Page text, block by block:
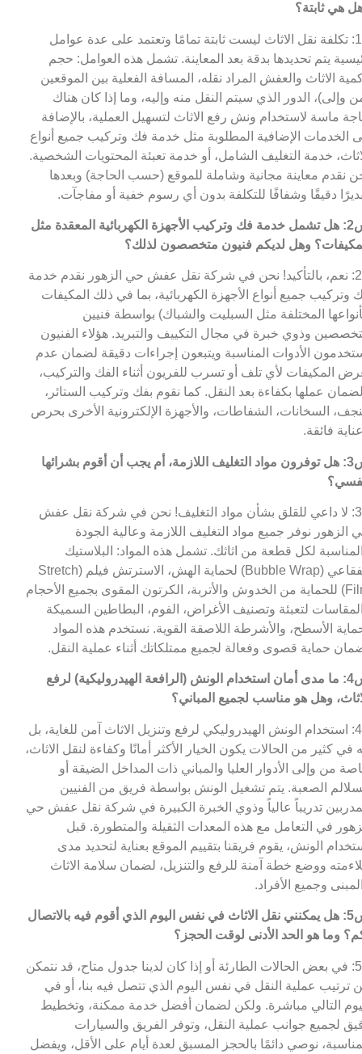
هي ثابتة؟
ج1: تكلفة نقل الاثاث ليست ثابتة تمامًا وتعتمد على عدة عوامل
يتم تحديدها بدقة بعد المعاينة. تشمل هذه العوامل: حجم
الاثاث والعفش المراد نقله، المسافة الفعلية بين الموقعين
وإلى)، الدور الذي سيتم النقل منه وإليه، وما إذا كان هناك
ماسة لاستخدام ونش رفع الاثاث لتسهيل العملية، بالإضافة
الخدمات الإضافية المطلوبة مثل خدمة فك وتركيب جميع أنواع
خدمة التغليف الشامل، أو خدمة تعبئة المحتويات الشخصية.
نقدم معاينة مجانية وشاملة للموقع (حسب الحاجة) وبعدها
دقيقًا وشفافًا للتكلفة بدون أي رسوم خفية أو مفاجآت.
س2: هل تشمل خدمة فك وتركيب الأجهزة الكهربائية المعقدة مثل
وهل لديكم فنيون متخصصون لذلك؟
ج2: نعم، بالتأكيد! نحن في شركة نقل عفش حي الزهور نقدم خدمة
وتركيب جميع أنواع الأجهزة الكهربائية، بما في ذلك المكيفات
المختلفة مثل السبليت والشباك) بواسطة فنيين
وذوي خبرة في مجال التكييف والتبريد. هؤلاء الفنيون
الأدوات المناسبة ويتبعون إجراءات دقيقة لضمان عدم
المكيفات لأي تلف أو تسرب للفريون أثناء الفك والتركيب،
عملها بكفاءة بعد النقل. كما نقوم بفك وتركيب الستائر،
السخانات، الشفاطات، والأجهزة الإلكترونية الأخرى بحرص
فائقة.
س3: هل توفرون مواد التغليف اللازمة، أم يجب أن أقوم بشرائها
ج3: لا داعي للقلق بشأن مواد التغليف! نحن في شركة نقل عفش
الزهور نوفر جميع مواد التغليف اللازمة وعالية الجودة
لكل قطعة من اثاثك. تشمل هذه المواد: البلاستيك
الفقاعي (Bubble Wrap) لحماية الهش، الاسترتش فيلم (Stretch
Film) للحماية من الخدوش والأتربة، الكرتون المقوى بجميع الأحجام
لتعبئة وتصنيف الأغراض، الفوم، البطاطين السميكة
الأسطح، والأشرطة اللاصقة القوية. نستخدم هذه المواد
حماية قصوى وفعالة لجميع ممتلكاتك أثناء عملية النقل.
س4: ما مدى أمان استخدام الونش (الرافعة الهيدروليكية) لرفع
وهل هو مناسب لجميع المباني؟
ج4: استخدام الونش الهيدروليكي لرفع وتنزيل الاثاث آمن للغاية، بل
في كثير من الحالات يكون الخيار الأكثر أمانًا وكفاءة لنقل الاثاث،
من وإلى الأدوار العليا والمباني ذات المداخل الضيقة أو
الصعبة. يتم تشغيل الونش بواسطة فريق من الفنيين
تدريباً عالياً وذوي الخبرة الكبيرة في شركة نقل عفش حي
في التعامل مع هذه المعدات الثقيلة والمتطورة. قبل
الونش، يقوم فريقنا بتقييم الموقع بعناية لتحديد مدى
ووضع خطة آمنة للرفع والتنزيل، لضمان سلامة الاثاث
وجميع الأفراد.
س5: هل يمكنني نقل الاثاث في نفس اليوم الذي أقوم فيه بالاتصال
وما هو الحد الأدنى لوقت الحجز؟
ج5: في بعض الحالات الطارئة أو إذا كان لدينا جدول متاح، قد نتمكن
ترتيب عملية النقل في نفس اليوم الذي تتصل فيه بنا، أو في
التالي مباشرة. ولكن لضمان أفضل خدمة ممكنة، وتخطيط
لجميع جوانب عملية النقل، وتوفر الفريق والسيارات
نوصي دائمًا بالحجز المسبق لعدة أيام على الأقل، ويفضل